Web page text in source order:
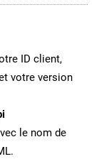
ID client,
votre version
le nom de